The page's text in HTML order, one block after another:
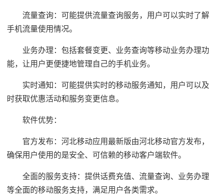
流量查询：可能提供流量查询服务，用户可以实时了解
手机流量使用情况。
业务办理：包括套餐变更、业务查询等移动业务办理功
能，让用户更便捷地管理自己的手机业务。
实时通知：可能提供实时的移动服务通知，用户可以及
时获取优惠活动和服务变更信息。
软件优势：
官方发布：河北移动应用最新版由河北移动官方发布，
确保用户使用的是安全、可信赖的移动客户端软件。
全面的服务支持：提供话费充值、流量查询、业务办理
等全面的移动服务支持，满足用户各类需求。